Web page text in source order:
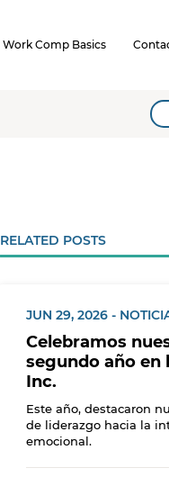
Work Comp Basics
RELATED POSTS
JUN 29, 2026 -
Celebramos
segundo año en
Inc.
Este año, destacaron
de liderazgo hacia la
emocional.